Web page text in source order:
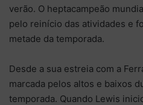
verão. O heptacampeão
pelo reinício das atividades e
metade da temporada.
Desde a sua estreia com a
marcada pelos altos e baixos
temporada. Quando Lewis